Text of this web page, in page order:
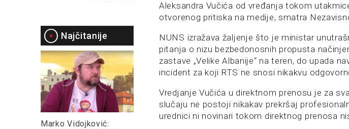
Najčitanije
Marko Vidojković:
Aleksandra Vučića od vređanja tokom
otvorenog pritiska na medije, smatra
NUNS izražava žaljenje što je ministar
pitanja o nizu bezbedonosnih propusta
zastave „Velike Albanije“ na teren, do upada
incident za koji RTS ne snosi nikakvu
Vredjanje Vučića u direktnom prenosu je za
slučaju ne postoji nikakav prekršaj
urednici ni novinari tokom direktnog prenosa